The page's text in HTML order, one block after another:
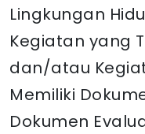
Lingkungan
Kegiatan yang
dan/atau
Memiliki
Dokumen